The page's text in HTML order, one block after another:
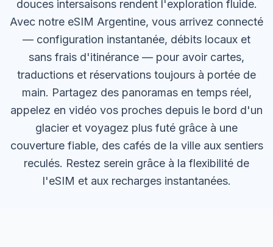
douces intersaisons rendent l'exploration fluide.
Avec notre eSIM Argentine, vous arrivez connecté
— configuration instantanée, débits locaux et
sans frais d'itinérance — pour avoir cartes,
traductions et réservations toujours à portée de
main. Partagez des panoramas en temps réel,
appelez en vidéo vos proches depuis le bord d'un
glacier et voyagez plus futé grâce à une
couverture fiable, des cafés de la ville aux sentiers
reculés. Restez serein grâce à la flexibilité de
l'eSIM et aux recharges instantanées.